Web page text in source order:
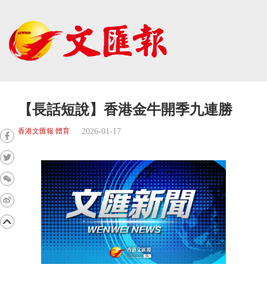
【長話短說】香港金牛開季九連勝
香港文匯報 體育 2026-01-17